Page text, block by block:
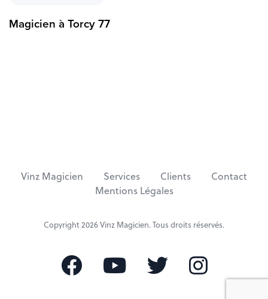
A
x
t
Magicien à Torcy 77
Vinz Magicien Services Clients
Contact
Mentions Légales
Copyright 2026Vinz Magicien. Tous droits réservés.